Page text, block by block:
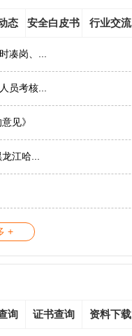
态 安全白皮书 行业交流
凑岗、...
员考核...
见》
江哈...
+
询 证书查询 资料下载